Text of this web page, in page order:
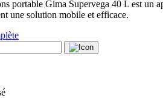
portable Gima Supervega 40 L est un
une solution mobile et efficace.